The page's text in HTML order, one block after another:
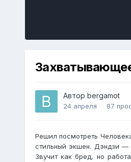
Автор bergamot
24 апреля 87
Решил посмотреть
стильный экшен. Дэндзи —
Звучит как бред, но